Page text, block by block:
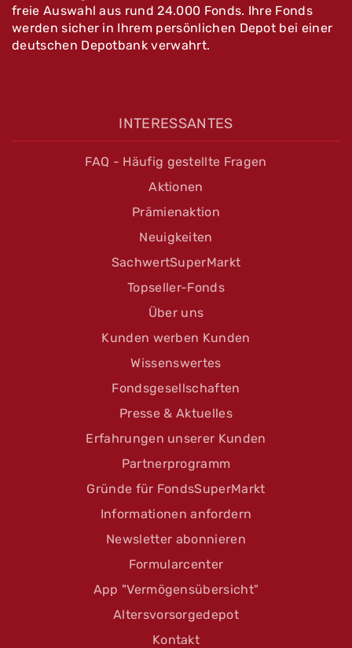
freie Auswahl aus rund 24.000 Fonds. Ihre Fonds
werden sicher in Ihrem persönlichen Depot bei einer
deutschen Depotbank verwahrt.
INTERESSANTES
FAQ - Häufig gestellte Fragen
Aktionen
Prämienaktion
Neuigkeiten
SachwertSuperMarkt
Topseller-Fonds
Über uns
Kunden werben Kunden
Wissenswertes
Fondsgesellschaften
Presse & Aktuelles
Erfahrungen unserer Kunden
Partnerprogramm
Gründe für FondsSuperMarkt
Informationen anfordern
Newsletter abonnieren
Formularcenter
App "Vermögensübersicht"
Altersvorsorgedepot
Kontakt